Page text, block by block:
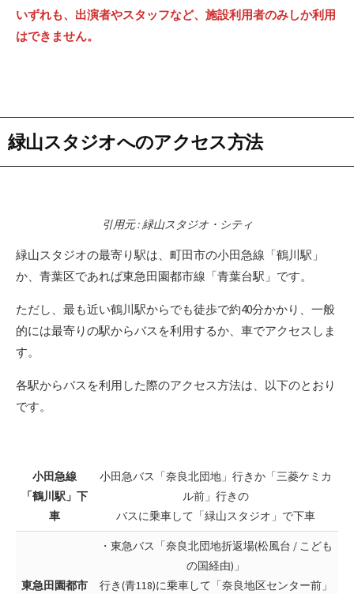
いずれも、出演者やスタッフなど、施設利用者のみしか利用
はできません。
緑山スタジオへのアクセス方法
引用元 : 緑山スタジオ・シティ
緑山スタジオの最寄り駅は、町田市の小田急線「鶴川駅」
か、青葉区であれば東急田園都市線「青葉台駅」です。
ただし、最も近い鶴川駅からでも徒歩で約40分かかり、一般
的には最寄りの駅からバスを利用するか、車でアクセスしま
す。
各駅からバスを利用した際のアクセス方法は、以下のとおり
です。
小田急線
「鶴川駅」下
車
小田急バス「奈良北団地」行きか「三菱ケミカ
ル前」行きの
バスに乗車して「緑山スタジオ」で下車
東急田園都市
・東急バス「奈良北団地折返場(松風台 / こども
の国経由)」
行き(青118)に乗車して「奈良地区センター前」